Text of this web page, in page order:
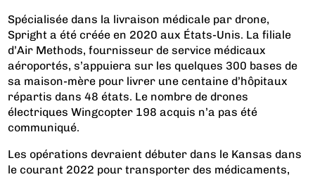
Spécialisée dans la livraison médicale par drone,
Spright a été créée en 2020 aux États-Unis. La filiale
d’Air Methods, fournisseur de service médicaux
aéroportés, s’appuiera sur les quelques 300 bases de
sa maison-mère pour livrer une centaine d’hôpitaux
répartis dans 48 états. Le nombre de drones
électriques Wingcopter 198 acquis n’a pas été
communiqué.
Les opérations devraient débuter dans le Kansas dans
le courant 2022 pour transporter des médicaments,